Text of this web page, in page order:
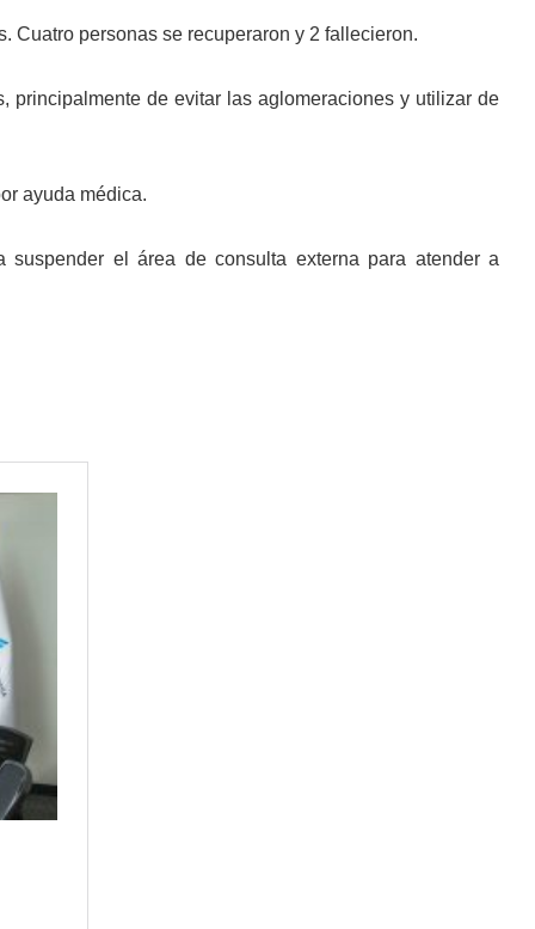
Cuatro personas se recuperaron y 2 fallecieron.
principalmente de evitar las aglomeraciones y utilizar de
ayuda médica.
el área de consulta externa para atender a